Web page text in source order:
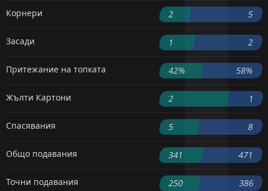
Корнери 2 5
Засади 1 2
Притежание на топката 42% 58%
Жълти Картони 2 1
Спасявания 5 8
Общо подавания 341 471
Точни подавания 250 386